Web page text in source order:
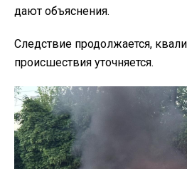
дают объяснения.
Следствие продолжается,
происшествия уточняется.